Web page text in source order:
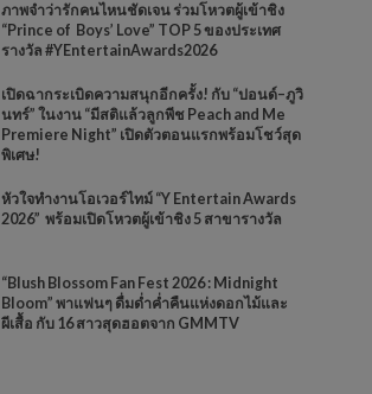
ภาพจำว่ารักคนไหนชัดเจน ร่วมโหวตผู้เข้าชิง
“Prince of Boys’ Love” TOP 5 ของประเทศ
รางวัล #YEntertainAwards2026
เปิดฉากระเบิดความสนุกอีกครั้ง! กับ “ปอนด์–ภูวิ
นทร์” ในงาน “มีสติแล้วลูกพีช Peach and Me
Premiere Night” เปิดตัวตอนแรกพร้อมโชว์สุด
พิเศษ!
หัวใจทำงานโอเวอร์ไทม์ “Y Entertain Awards
2026” พร้อมเปิดโหวตผู้เข้าชิง 5 สาขารางวัล
“Blush Blossom Fan Fest 2026 : Midnight
Bloom” พาแฟนๆ ดื่มด่ำค่ำคืนแห่งดอกไม้และ
ผีเสื้อ กับ 16 สาวสุดฮอตจาก GMMTV